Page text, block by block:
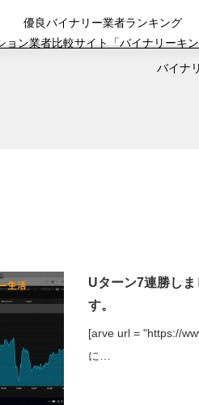
優良バイナリー業者ランキング
バイナ
Uターン7連勝し
す。
[arve url = "https://
に…